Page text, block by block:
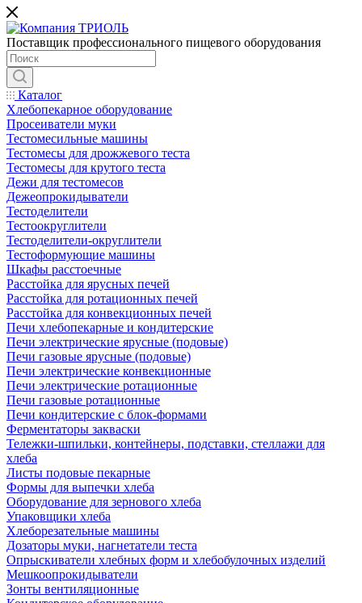
Поставщик профессионального пищевого оборудования
Каталог
Хлебопекарное оборудование
Просеиватели муки
Тестомесильные машины
Тестомесы для дрожжевого теста
Тестомесы для крутого теста
Дежи для тестомесов
Дежеопрокидыватели
Тестоделители
Тестоокруглители
Тестоделители-округлители
Тестоформующие машины
Шкафы расстоечные
Расстойка для ярусных печей
Расстойка для ротационных печей
Расстойка для конвекционных печей
Печи хлебопекарные и кондитерские
Печи электрические ярусные (подовые)
Печи газовые ярусные (подовые)
Печи электрические конвекционные
Печи электрические ротационные
Печи газовые ротационные
Печи кондитерские с блок-формами
Ферментаторы закваски
Тележки-шпильки, контейнеры, подставки, стеллажи для
хлеба
Листы подовые пекарные
Формы для выпечки хлеба
Оборудование для зернового хлеба
Упаковщики хлеба
Хлеборезательные машины
Дозаторы муки, нагнетатели теста
Опрыскиватели хлебных форм и хлебобулочных изделий
Мешкоопрокидыватели
Зонты вентиляционные